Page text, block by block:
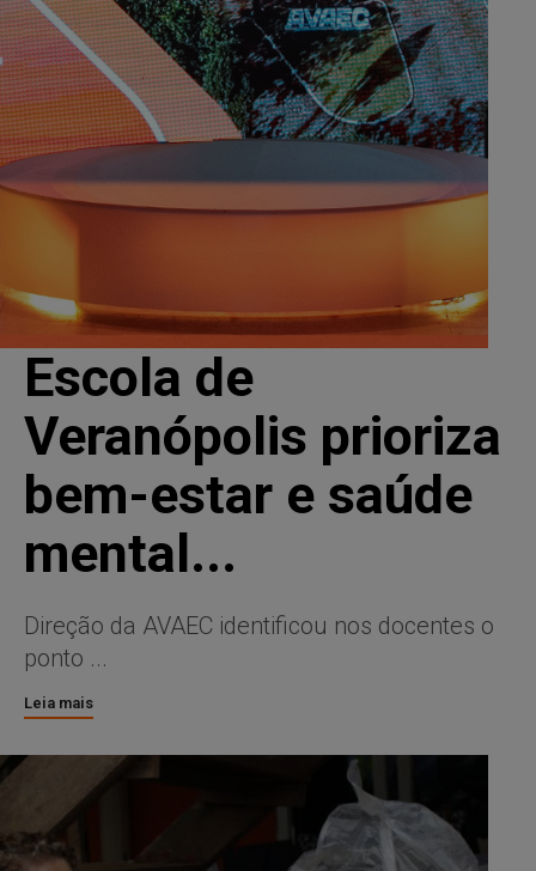
Escola de
Veranópolis prioriza
bem-estar e saúde
mental...
Direção da AVAEC identificou nos docentes o
ponto ...
Leia mais